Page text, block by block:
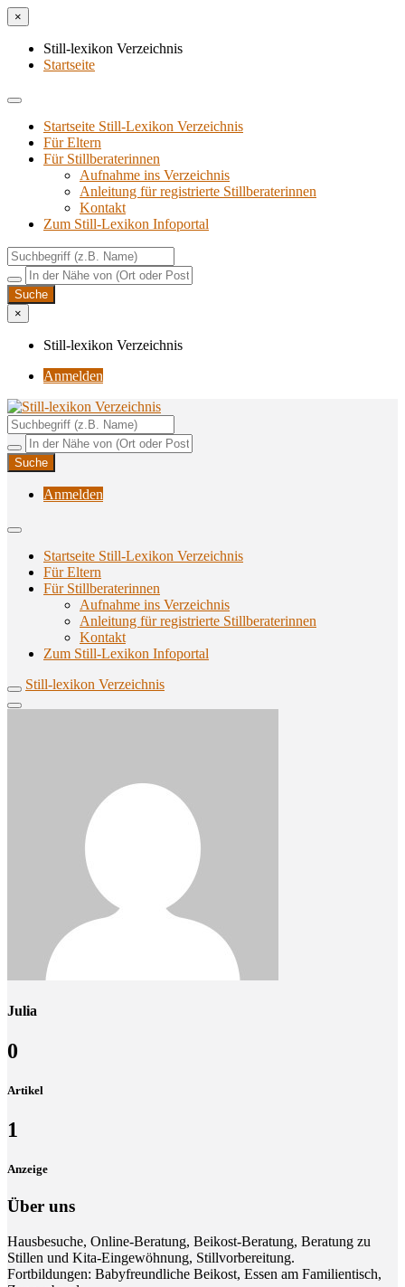
×
Still-lexikon Verzeichnis
Startseite
Startseite Still-Lexikon Verzeichnis
Für Eltern
Für Stillberaterinnen
Aufnahme ins Verzeichnis
Anlei­tung für regis­trier­te Stillberaterinnen
Kon­takt
Zum Still-Lexikon Infoportal
×
Still-lexikon Verzeichnis
Anmelden
Still-lexikon Verzeichnis
Unterstützungsangebote rund ums Stillen
Anmelden
Startseite Still-Lexikon Verzeichnis
Für Eltern
Für Stillberaterinnen
Aufnahme ins Verzeichnis
Anlei­tung für regis­trier­te Stillberaterinnen
Kon­takt
Zum Still-Lexikon Infoportal
Still-lexikon Verzeichnis
Julia
0
Artikel
1
Anzeige
Über uns
Hausbesuche, Online-Beratung, Beikost-Beratung, Beratung zu
Stillen und Kita-Eingewöhnung, Stillvorbereitung.
Fortbildungen: Babyfreundliche Beikost, Essen am Familientisch,